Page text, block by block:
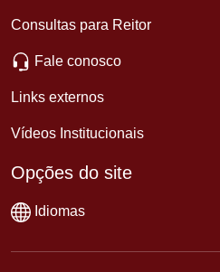
Consultas para Reitor
Fale conosco
Links externos
Vídeos Institucionais
Opções do site
Idiomas